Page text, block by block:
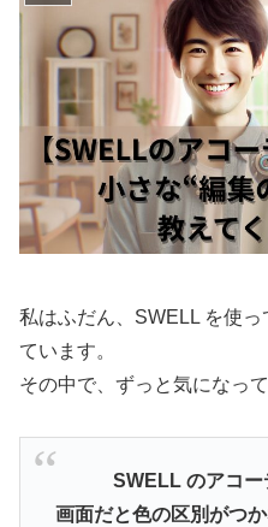
私はふだん、SWELL を使
ています。
その中で、ずっと気になっ
SWELL のアコ
画面だと色の区別がつか